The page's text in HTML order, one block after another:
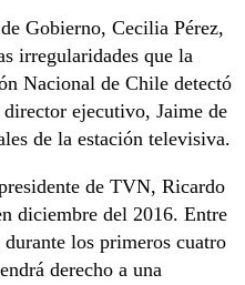
Gobierno, Cecilia Pérez,
irregularidades que la
Nacional de Chile detectó
ejecutivo, Jaime de
de la estación televisiva.
de TVN, Ricardo
diciembre del 2016. Entre
los primeros cuatro
derecho a una